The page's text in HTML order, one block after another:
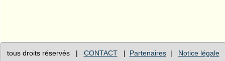
tous droits réservés | CONTACT| Partenaires| Notice légale